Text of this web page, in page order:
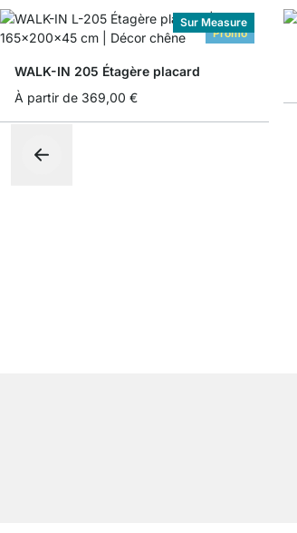
Promo
Sur Measure
WALK-IN 205 Étagère placard
À partir de 369,00 €